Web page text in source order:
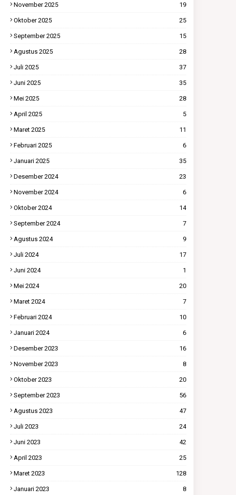
November 2025 19
Oktober 2025 25
September 2025 15
Agustus 2025 28
Juli 2025 37
Juni 2025 35
Mei 2025 28
April 2025 5
Maret 2025 11
Februari 2025 6
Januari 2025 35
Desember 2024 23
November 2024 6
Oktober 2024 14
September 2024 7
Agustus 2024 9
Juli 2024 17
Juni 2024 1
Mei 2024 20
Maret 2024 7
Februari 2024 10
Januari 2024 6
Desember 2023 16
November 2023 8
Oktober 2023 20
September 2023 56
Agustus 2023 47
Juli 2023 24
Juni 2023 42
April 2023 25
Maret 2023 128
Januari 2023 8